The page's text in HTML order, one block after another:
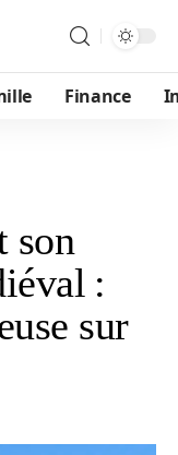
Finance
son
:
sur